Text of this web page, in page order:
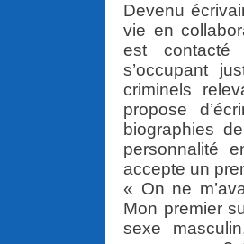
Devenu
vie en
est contacté
s’occupant
criminels
propose
biographies
personnalité
accepte un
« On ne
Mon premier
sexe